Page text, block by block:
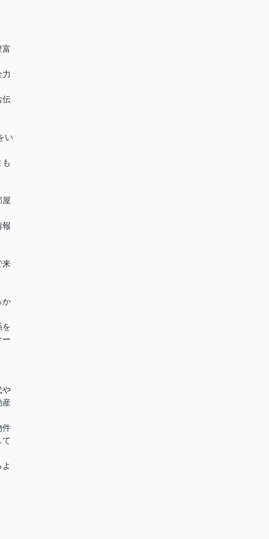
富
伝
い
屋
報
来
か
を
ー
や
産
件
て